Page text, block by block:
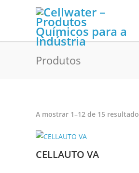
Produtos
A mostrar 1–12 de 15
CELLAUTO VA